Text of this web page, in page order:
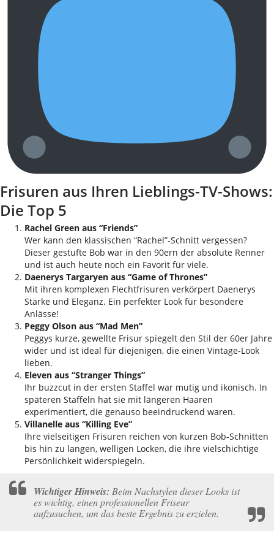
Frisuren aus Ihren Lieblings-TV-Shows:
Die Top 5
Rachel Green aus “Friends”
Wer kann den klassischen “Rachel”-Schnitt vergessen?
Dieser gestufte Bob war in den 90ern der absolute Renner
und ist auch heute noch ein Favorit für viele.
Daenerys Targaryen aus “Game of Thrones”
Mit ihren komplexen Flechtfrisuren verkörpert Daenerys
Stärke und Eleganz. Ein perfekter Look für besondere
Anlässe!
Peggy Olson aus “Mad Men”
Peggys kurze, gewellte Frisur spiegelt den Stil der 60er Jahre
wider und ist ideal für diejenigen, die einen Vintage-Look
lieben.
Eleven aus “Stranger Things”
Ihr buzzcut in der ersten Staffel war mutig und ikonisch. In
späteren Staffeln hat sie mit längeren Haaren
experimentiert, die genauso beeindruckend waren.
Villanelle aus “Killing Eve”
Ihre vielseitigen Frisuren reichen von kurzen Bob-Schnitten
bis hin zu langen, welligen Locken, die ihre vielschichtige
Persönlichkeit widerspiegeln.
Wichtiger Hinweis: Beim Nachstylen dieser Looks ist
es wichtig, einen professionellen Friseur
aufzusuchen, um das beste Ergebnis zu erzielen.